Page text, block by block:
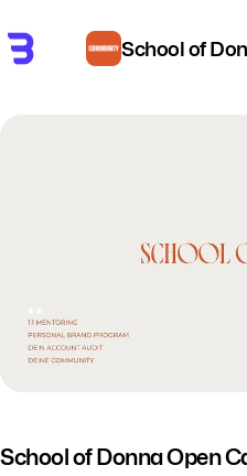
School of
School of Donna Open